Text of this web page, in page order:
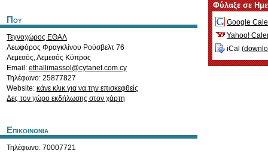
Που
Τεχνοχώρος ΕΘΑΛ
Λεωφόρος Φραγκλίνου Ρούσβελτ 76
Λεμεσός,Λεμεσός Κύπρος
Email: ethallimassol@cytanet.com.cy
Τηλέφωνο: 25877827
Website: κάνε κλικ για να την επισκεφθείς
Δες τον χώρο εκδήλωσης στον χάρτη
Επικοινωνια
Τηλέφωνο: 70007721
Φύλαξε σε
Google
Yahoo!
iCal (